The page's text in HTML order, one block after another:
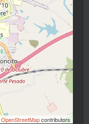
OpenStreetMapcontributors